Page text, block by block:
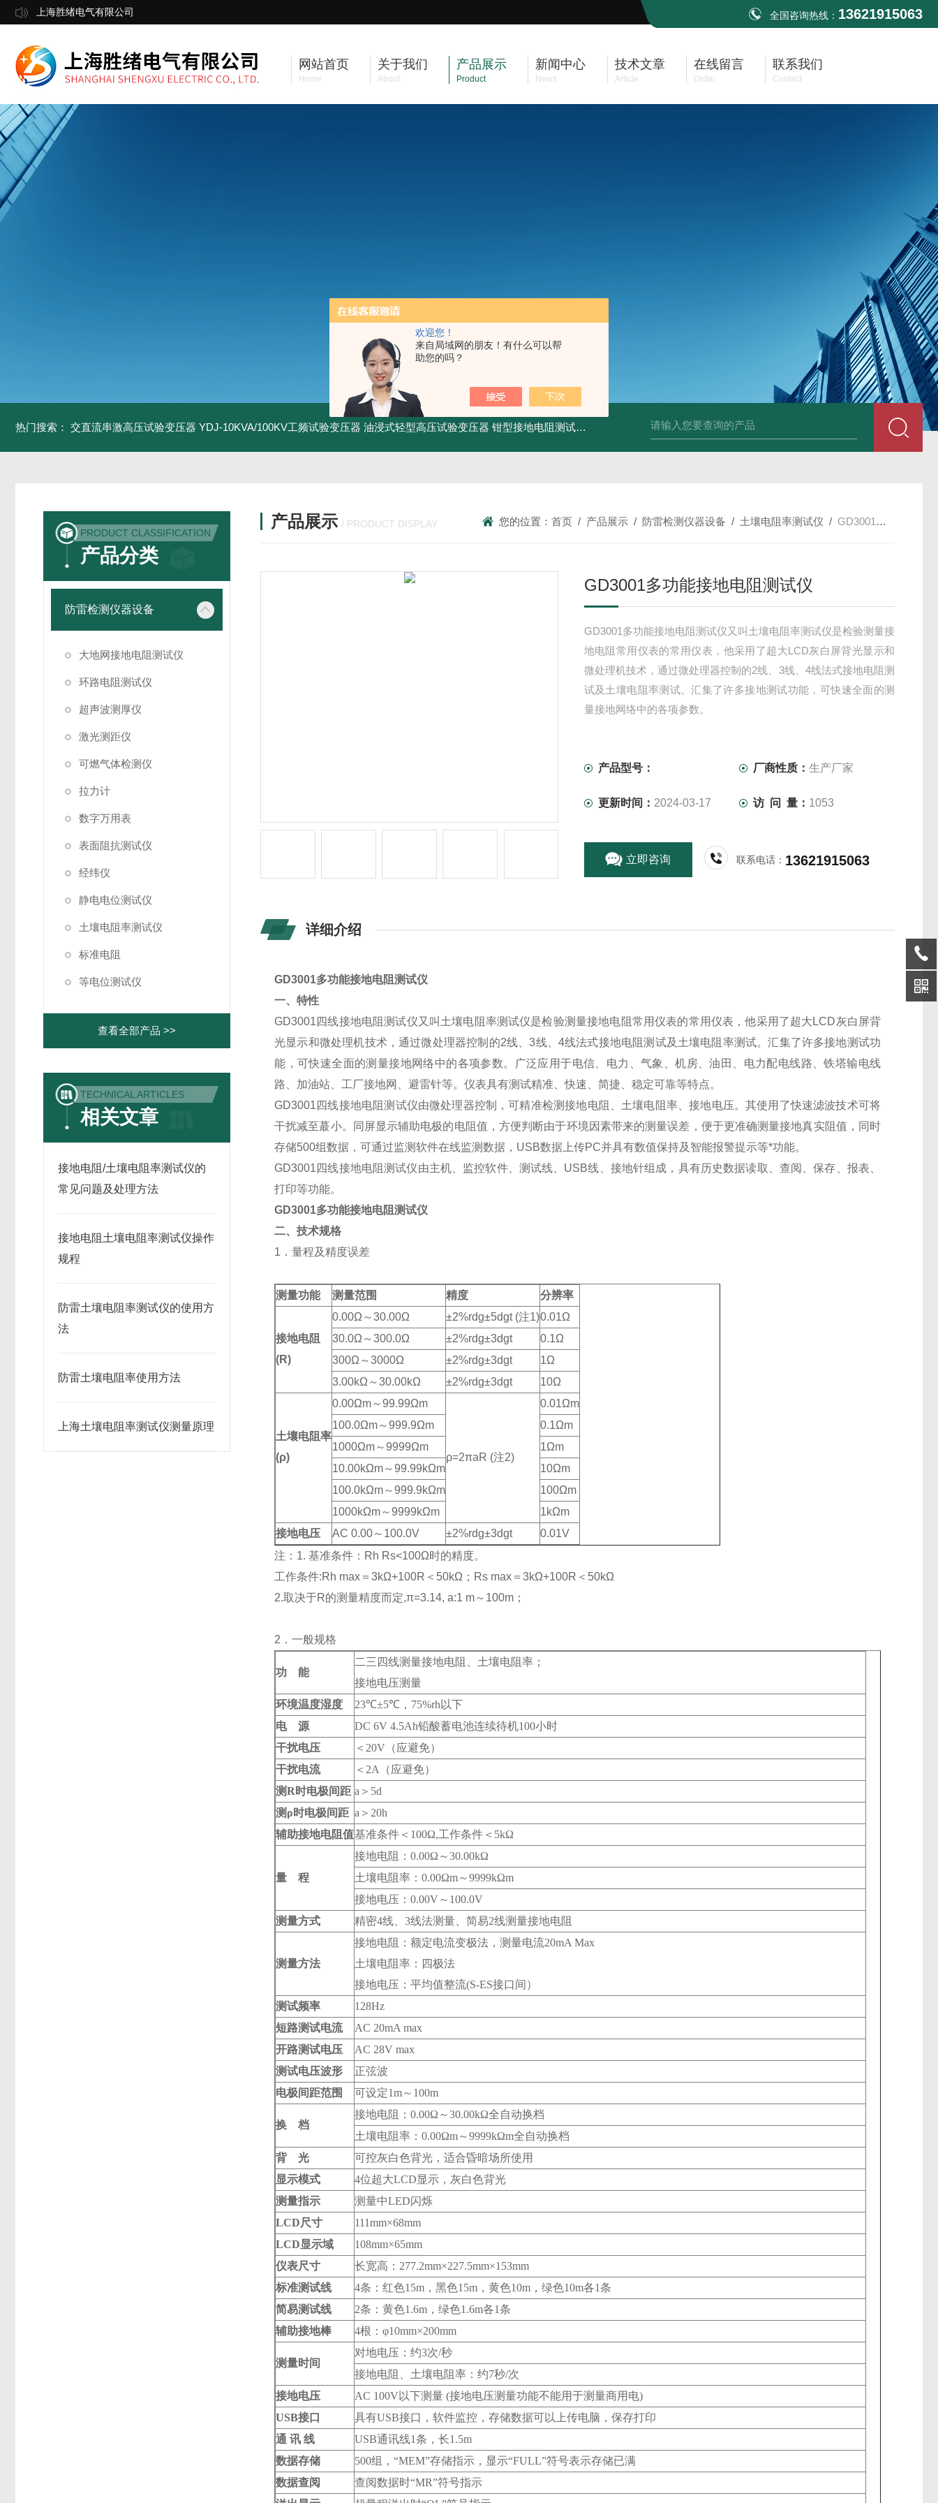
欢迎您！
来自局域网的朋友！有什么可以帮
助您的吗？
上海胜绪电气有限公司 全国咨询热线： 13621915063
网站首页
Home
关于我们
About
产品展示
Product
新闻中心
News
技术文章
Article
在线留言
Order
联系我们
Contact
热门搜索： 交直流串激高压试验变压器 YDJ-10KVA/100KV工频试验变压器 油浸式轻型高压试验变压器 钳型接地电阻测试仪 KDCR4400双钳相位伏安表 ML12A手持式相位伏安表 SMG2000E钳形相位
PRODUCT CLASSIFICATION
产品分类
防雷检测仪器设备
大地网接地电阻测试仪
环路电阻测试仪
超声波测厚仪
激光测距仪
可燃气体检测仪
拉力计
数字万用表
表面阻抗测试仪
经纬仪
静电电位测试仪
土壤电阻率测试仪
标准电阻
等电位测试仪
查看全部产品 >>
TECHNICAL ARTICLES
相关文章
接地电阻/土壤电阻率测试仪的
常见问题及处理方法
接地电阻土壤电阻率测试仪操作
规程
防雷土壤电阻率测试仪的使用方
法
防雷土壤电阻率使用方法
上海土壤电阻率测试仪测量原理
产品展示 / PRODUCT DISPLAY 您的位置：首页 / 产品展示 / 防雷检测仪器设备 / 土壤电阻率测试仪 / GD3001多功能接地电阻测试仪
GD3001多功能接地电阻测试仪
GD3001多功能接地电阻测试仪又叫土壤电阻率测试仪是检验测量接
地电阻常用仪表的常用仪表，他采用了超大LCD灰白屏背光显示和
微处理机技术，通过微处理器控制的2线、3线、4线法式接地电阻测
试及土壤电阻率测试。汇集了许多接地测试功能，可快速全面的测
量接地网络中的各项参数。
产品型号： 厂商性质：生产厂家
更新时间： 2024-03-17 访 问 量： 1053
立即咨询 联系电话： 13621915063
详细介绍
GD3001多功能接地电阻测试仪
一、特性
GD3001四线接地电阻测试仪又叫土壤电阻率测试仪是检验测量接地电阻常用仪表的常用仪表，他采用了超大LCD灰白屏背
光显示和微处理机技术，通过微处理器控制的2线、3线、4线法式接地电阻测试及土壤电阻率测试。汇集了许多接地测试功
能，可快速全面的测量接地网络中的各项参数。广泛应用于电信、电力、气象、机房、油田、电力配电线路、铁塔输电线
路、加油站、工厂接地网、避雷针等。仪表具有测试精准、快速、简捷、稳定可靠等特点。
GD3001四线接地电阻测试仪由微处理器控制，可精准检测接地电阻、土壤电阻率、接地电压。其使用了快速滤波技术可将
干扰减至蕞小。同屏显示辅助电极的电阻值，方便判断由于环境因素带来的测量误差，便于更准确测量接地真实阻值，同时
存储500组数据，可通过监测软件在线监测数据，USB数据上传PC并具有数值保持及智能报警提示等*功能。
GD3001四线接地电阻测试仪由主机、监控软件、测试线、USB线、接地针组成，具有历史数据读取、查阅、保存、报表、
打印等功能。
GD3001多功能接地电阻测试仪
二、技术规格
1．量程及精度误差
测量功能 测量范围 精度 分辨率
接地电阻
(R)
0.00Ω～30.00Ω ±2%rdg±5dgt (注1)0.01Ω
30.0Ω～300.0Ω
±2%rdg±3dgt
0.1Ω
300Ω～3000Ω
±2%rdg±3dgt
1Ω
3.00kΩ～30.00kΩ
±2%rdg±3dgt 10Ω
土壤电阻率
(ρ)
0.00Ωm～99.99Ωm
ρ=2πaR (注2)
0.01Ωm
100.0Ωm～999.9Ωm
0.1Ωm
1000Ωm～9999Ωm
1Ωm
10.00kΩm～99.99kΩm
10Ωm
100.0kΩm～999.9kΩm
100Ωm
1000kΩm～9999kΩm
1kΩm
接地电压
AC 0.00～100.0V ±2%rdg±3dgt
0.01V
注：1. 基准条件：Rh Rs<100Ω时的精度。
工作条件:Rh max＝3kΩ+100R＜50kΩ；Rs max＝3kΩ+100R＜50kΩ
2.取决于R的测量精度而定,π=3.14, a:1 m～100m；
2．一般规格
功 能
二三四线测量接地电阻、土壤电阻率；
接地电压测量
环境温度湿度
23℃±5℃，75%rh以下
电 源
DC 6V 4.5Ah铅酸蓄电池连续待机100小时
干扰电压
＜20V（应避免）
干扰电流
＜2A（应避免）
测R时电极间距 a＞5d
测ρ时电极间距 a＞20h
辅助接地电阻值基准条件＜100Ω,工作条件＜5kΩ
量 程
接地电阻：0.00Ω～30.00kΩ
土壤电阻率：0.00Ωm～9999kΩm
接地电压：0.00V～100.0V
测量方式
精密4线、3线法测量、简易2线测量接地电阻
测量方法
接地电阻：额定电流变极法，测量电流20mA Max
土壤电阻率：四极法
接地电压：平均值整流(S-ES接口间）
测试频率
128Hz
短路测试电流
AC 20mA max
开路测试电压
AC 28V max
测试电压波形
正弦波
电极间距范围
可设定1m～100m
换 档
接地电阻：0.00Ω～30.00kΩ全自动换档
土壤电阻率：0.00Ωm～9999kΩm全自动换档
背 光
可控灰白色背光，适合昏暗场所使用
显示模式
4位超大LCD显示，灰白色背光
测量指示
测量中LED闪烁
LCD尺寸
111mm×68mm
LCD显示域
108mm×65mm
仪表尺寸
长宽高：277.2mm×227.5mm×153mm
标准测试线
4条：红色15m，黑色15m，黄色10m，绿色10m各1条
简易测试线
2条：黄色1.6m，绿色1.6m各1条
辅助接地棒
4根：φ10mm×200mm
测量时间
对地电压：约3次/秒
接地电阻、土壤电阻率：约7秒/次
接地电压
AC 100V以下测量 (接地电压测量功能不能用于测量商用电)
USB接口
具有USB接口，软件监控，存储数据可以上传电脑，保存打印
通 讯 线
USB通讯线1条，长1.5m
数据存储
500组，“MEM”存储指示，显示“FULL”符号表示存储已满
数据查阅
查阅数据时“MR”符号指示